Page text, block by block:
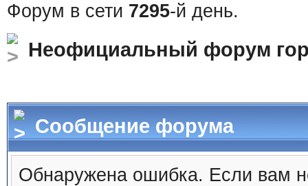
Форум в сети 7295-й день.
Неофициальный форум
Сообщение форума
Обнаружена ошибка. Если вам